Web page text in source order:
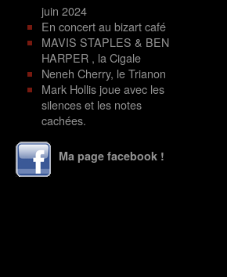
juin 2024
En concert au bizart café
MAVIS STAPLES & BEN
HARPER , la Cigale
Neneh Cherry, le Trianon
Mark Hollis joue avec les
silences et les notes
cachées.
Ma page facebook !